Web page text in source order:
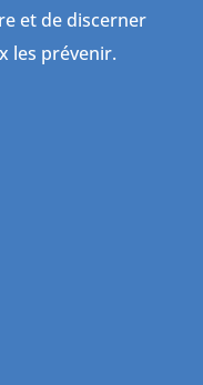
et de discerner
les prévenir.